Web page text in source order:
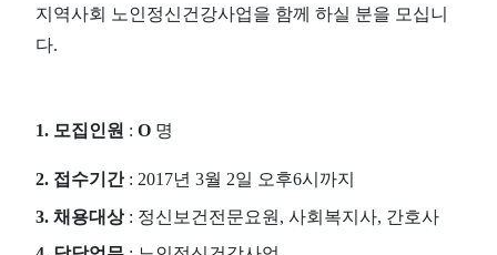
지역사회 노인정신건강사업을 함께 하실 분을 모십니
다.
1. 모집인원 : O 명
2. 접수기간 : 2017년 3월 2일 오후6시까지
3. 채용대상 : 정신보건전문요원 , 사회복지사, 간호사